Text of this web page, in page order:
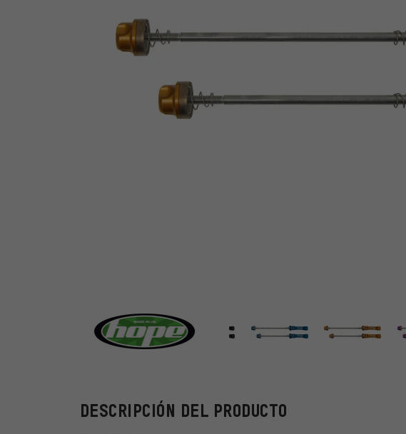
Hope
DESCRIPCIÓN DEL PRODUCTO